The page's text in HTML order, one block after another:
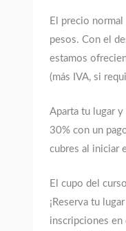
El precio
pesos. Con el
estamos
(más IVA, si
Aparta tu lugar y
30% con un
cubres al iniciar
El cupo del
¡Reserva tu
inscripciones en